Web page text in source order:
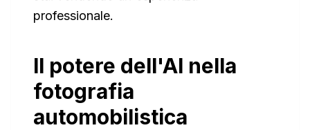
professionale.
Il potere dell'AI nella
fotografia
automobilistica